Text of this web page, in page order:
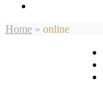
Home » online